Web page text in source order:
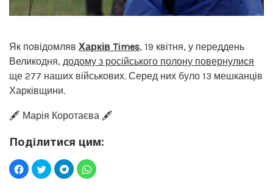
Як повідомляв Харків Times, 19 квітня, у переддень
Великодня, додому з російського полону повернулися
ще 277 наших військових. Серед них було 13 мешканців
Харківщини.
🖋️ Марія Коротаєва 🖋️
Поділитися цим: